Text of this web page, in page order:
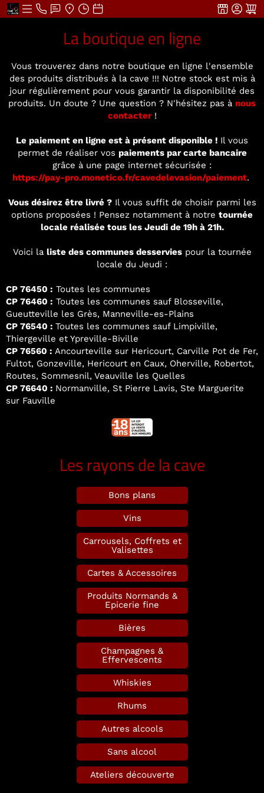
La boutique en ligne
Vous trouverez dans notre boutique en ligne l'ensemble
des produits distribués à la cave !!! Notre stock est mis à
jour régulièrement pour vous garantir la disponibilité des
produits. Un doute ? Une question ? N'hésitez pas à nous
contacter!
Le paiement en ligne est à présent disponible ! Il vous
permet de réaliser vos paiements par carte bancaire
grâce à une page internet sécurisée :
https://pay-pro.monetico.fr/cavedelevasion/paiement.
Vous désirez être livré ?Il vous suffit de choisir parmi les
options proposées ! Pensez notamment à notre tournée
locale réalisée tous les Jeudi de 19h à 21h.
Voici la liste des communes desserviespour la tournée
locale du Jeudi :
CP 76450 : Toutes les communes
CP 76460 : Toutes les communes sauf Blosseville,
Gueutteville les Grès, Manneville-es-Plains
CP 76540 : Toutes les communes sauf Limpiville,
Thiergeville et Ypreville-Biville
CP 76560 : Ancourteville sur Hericourt, Carville Pot de Fer,
Fultot, Gonzeville, Hericourt en Caux, Oherville, Robertot,
Routes, Sommesnil, Veauville les Quelles
CP 76640 : Normanville, St Pierre Lavis, Ste Marguerite
sur Fauville
Les rayons de la cave
Bons plans
Vins
Carrousels, Coffrets et
Valisettes
Cartes & Accessoires
Produits Normands &
Epicerie fine
Bières
Champagnes &
Effervescents
Whiskies
Rhums
Autres alcools
Sans alcool
Ateliers découverte